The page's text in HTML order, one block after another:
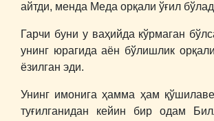
айтди, менда Меда орқали ўғил
Гарчи буни у ваҳийда кўрмаган
унинг юрагида аён бўлишлик
ёзилган эди.
Унинг имонига ҳамма ҳам
туғилганидан кейин бир одам